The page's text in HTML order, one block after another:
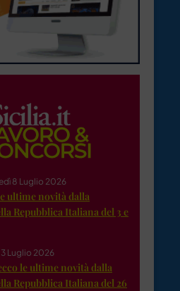
8 Luglio 2026
ultime novità dalla
Repubblica Italiana del 3 e
Luglio 2026
le ultime novità dalla
Repubblica Italiana del 26